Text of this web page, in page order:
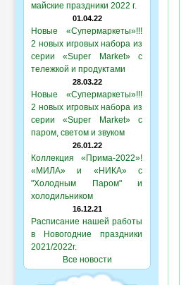
майские праздники 2022 г.
01.04.22
Новые «Супермаркеты»!!!
2 новых игровых набора из
серии «Super Market» с
тележкой и продуктами
28.03.22
Новые «Супермаркеты»!!!
2 новых игровых набора из
серии «Super Market» с
паром, светом и звуком
26.01.22
Коллекция «Прима-2022»!
«МИЛА» и «НИКА» с
"Холодным Паром" и
холодильником
16.12.21
Расписание нашей работы
в Новогодние праздники
2021/2022г.
Все новости